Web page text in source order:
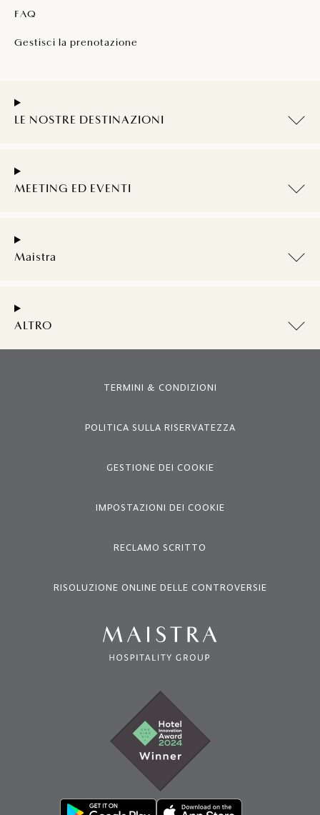
FAQ
Gestisci la prenotazione
LE NOSTRE DESTINAZIONI
MEETING ED EVENTI
Maistra
ALTRO
TERMINI & CONDIZIONI
POLITICA SULLA RISERVATEZZA
GESTIONE DEI COOKIE
IMPOSTAZIONI DEI COOKIE
RECLAMO SCRITTO
RISOLUZIONE ONLINE DELLE CONTROVERSIE